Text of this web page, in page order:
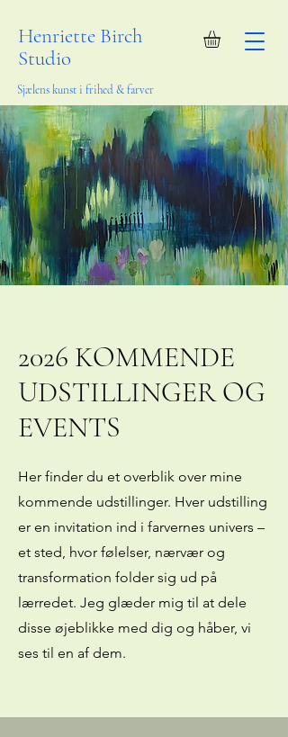
Henriette Birch
Studio
Sjælens kunst i frihed & farver
2026 KOMMENDE
UDSTILLINGER OG
EVENTS
Her finder du et overblik over mine
kommende udstillinger. Hver udstilling
er en invitation ind i farvernes univers –
et sted, hvor følelser, nærvær og
transformation folder sig ud på
lærredet. Jeg glæder mig til at dele
disse øjeblikke med dig og håber, vi
ses til en af dem.